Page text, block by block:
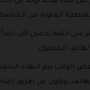
العلوية من
على كلمة تحميل الآن
المحمول.
الوقت يتم انتهاء
ويكون عن طريق